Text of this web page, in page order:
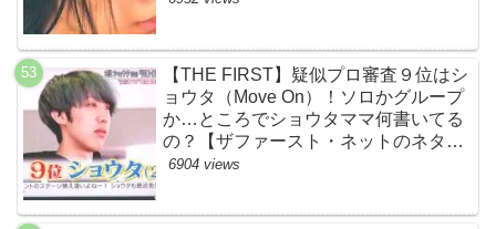
【THE FIRST】疑似プロ審査９位はシ
ョウタ（Move On）！ソロかグループ
か…ところでショウタママ何書いてる
の？【ザファースト・ネットのネタバ
レ感想考察まとめ・スッキリ・
6904 views